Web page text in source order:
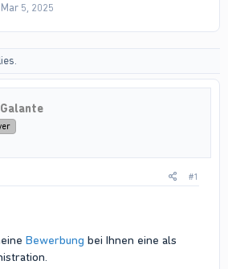
S
t
d
t
e
Mar 5, 2025
#1
Bewerbung bei Ihnen eine als